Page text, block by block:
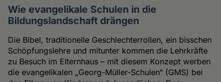
Wie evangelikale Schulen in die
Bildungslandschaft drängen
Die Bibel, traditionelle Geschlechterrollen, ein bisschen
Schöpfungslehre und mitunter kommen die Lehrkräfte
zu Besuch im Elternhaus – mit diesem Konzept werben
die evangelikalen „Georg-Müller-Schulen“ (GMS) bei